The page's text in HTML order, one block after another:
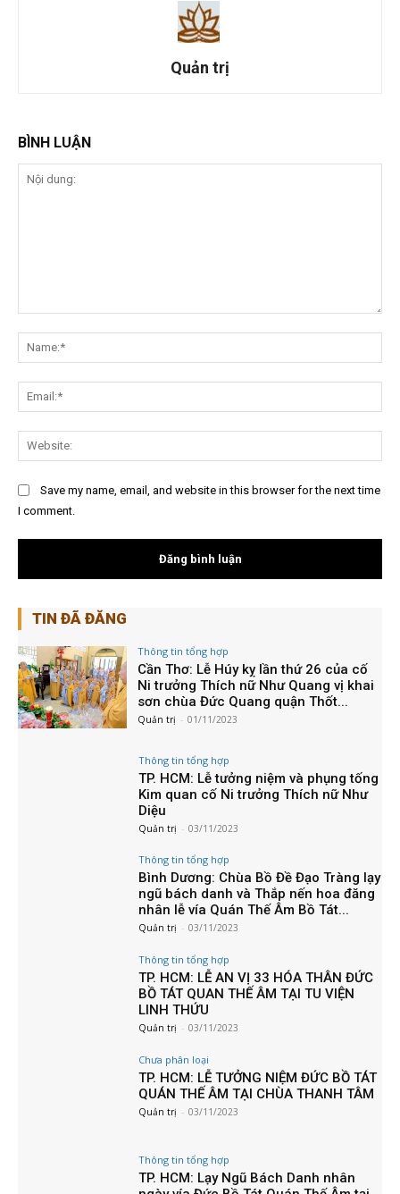
Quản trị
BÌNH LUẬN
dung:
Save my name, email, and website in this browser for the next time
I comment.
TIN ĐÃ ĐĂNG
Thông tin tổng hợp
Cần Thơ: Lễ Húy kỵ lần thứ 26 của cố
Ni trưởng Thích nữ Như Quang vị khai
sơn chùa Đức Quang quận Thốt...
Quản trị - 01/11/2023
Thông tin tổng hợp
TP. HCM: Lễ tưởng niệm và phụng tống
Kim quan cố Ni trưởng Thích nữ Như
Diệu
Quản trị - 03/11/2023
Thông tin tổng hợp
Bình Dương: Chùa Bồ Đề Đạo Tràng lạy
ngũ bách danh và Thắp nến hoa đăng
nhân lễ vía Quán Thế Âm Bồ Tát...
Quản trị - 03/11/2023
Thông tin tổng hợp
TP. HCM: LỄ AN VỊ 33 HÓA THÂN ĐỨC
BỒ TÁT QUAN THẾ ÂM TẠI TU VIỆN
LINH THỨU
Quản trị - 03/11/2023
Chưa phân loại
TP. HCM: LỄ TƯỞNG NIỆM ĐỨC BỒ TÁT
QUÁN THẾ ÂM TẠI CHÙA THANH TÂM
Quản trị - 03/11/2023
Thông tin tổng hợp
TP. HCM: Lạy Ngũ Bách Danh nhân